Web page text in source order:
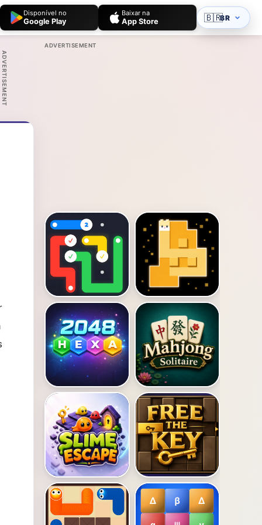
Disponível no
Google Play
Baixar na
App Store 🇧🇷BR
ADVERTISEMENT
ADVERTISEMENT